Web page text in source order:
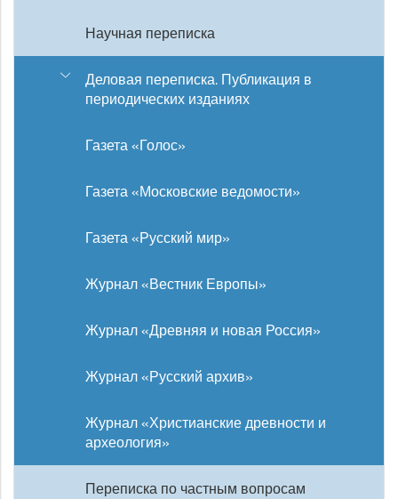
Научная переписка
Деловая переписка. Публикация в
периодических изданиях
Газета «Голос»
Газета «Московские ведомости»
Газета «Русский мир»
Журнал «Вестник Европы»
Журнал «Древняя и новая Россия»
Журнал «Русский архив»
Журнал «Христианские древности и
археология»
Переписка по частным вопросам